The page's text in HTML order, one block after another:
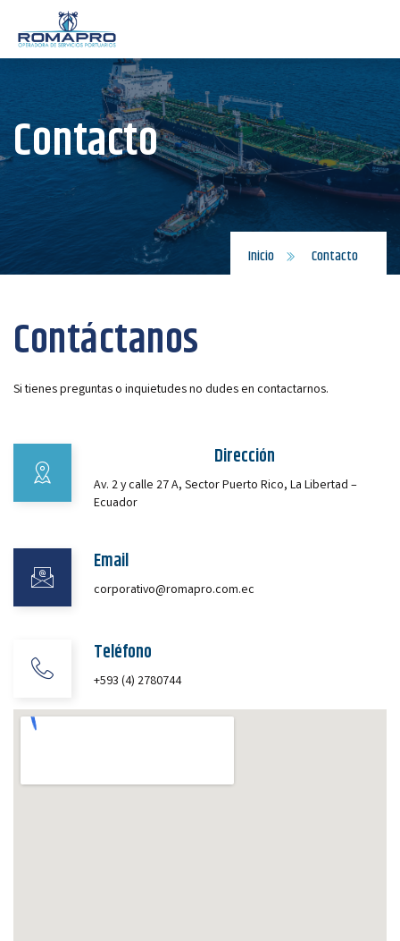
Contacto
Inicio Contacto
Contáctanos
Si tienes preguntas o inquietudes no dudes en contactarnos.
Dirección
Av. 2 y calle 27 A, Sector Puerto Rico, La Libertad –
Ecuador
Email
corporativo@romapro.com.ec
Teléfono
+593 (4) 2780744